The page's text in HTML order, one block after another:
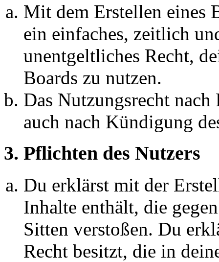
Mit dem Erstellen eines
ein einfaches, zeitlich
unentgeltliches Recht,
Boards zu nutzen.
Das Nutzungsrecht
auch nach Kündigung
3. Pflichten des Nutzers
Du erklärst mit der
Inhalte enthält, die
Sitten verstoßen. Du
Recht besitzt, die in